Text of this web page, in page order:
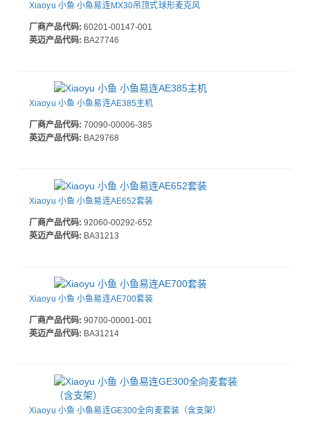
Xiaoyu 小鱼 小鱼易连MX30吊顶式球形麦克风
厂商产品代码: 60201-00147-001
英迈产品代码: BA27746
Xiaoyu 小鱼 小鱼易连AE385主机
厂商产品代码: 70090-00006-385
英迈产品代码: BA29768
Xiaoyu 小鱼 小鱼易连AE652套装
厂商产品代码: 92060-00292-652
英迈产品代码: BA31213
Xiaoyu 小鱼 小鱼易连AE700套装
厂商产品代码: 90700-00001-001
英迈产品代码: BA31214
Xiaoyu 小鱼 小鱼易连GE300全向麦套装（含支架）